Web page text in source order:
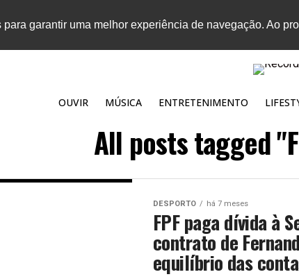
garantir uma melhor experiência de navegação. Ao
OUVIR MÚSICA ENTRETENIMENTO
All posts tagged
DESPORTO há 7 meses
FPF paga dívida à
contrato de
equilíbrio das